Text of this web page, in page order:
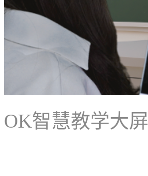
OK智慧教学大屏